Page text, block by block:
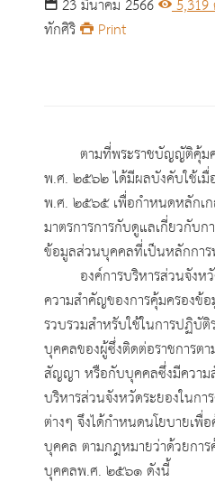
23 มีนาคม 2566 5,319
ทักศิริ
Print
ตามที่พระราชบัญญัติคุ้มค
พ.ศ. ๒๕๖๒ ได้มีผลบังคับใช้เ
พ.ศ. ๒๕๖๕ เพื่อกำหนดหลักเ
มาตรการการกับดูแลเกี่ยวกับก
ข้อมูลส่วนบุคคลที่เป็นหลักการ
องค์การบริหารส่วนจังหวั
ความสำคัญของการคุ้มครองข้
รวบรวมสำหรับใช้ในการปฏิบั
บุคคลของผู้ซึ่งติดต่อราชการต
สัญญา หรือกับบุคคลซึ่งมีควา
บริหารส่วนจังหวัดระยองในกา
ต่างๆ จึงได้กำหนดนโยบายเพื่
บุคคล ตามกฎหมายว่าด้วยกา
บุคคลพ.ศ. ๒๕๖๑ ดังนี้